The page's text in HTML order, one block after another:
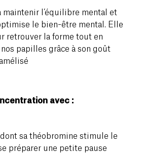
maintenir l’équilibre mental et
le bien-être mental. Elle
retrouver la forme tout en
papilles grâce à son goût
avec :
dont sa théobromine stimule le
préparer une petite pause